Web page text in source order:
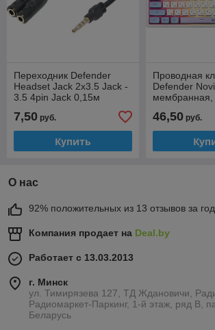
Переходник Defender
Headset Jack 2x3.5 Jack -
3.5 4pin Jack 0,15м
7,50 руб.
Купить
Проводная
Defender
мембранная,
46,50руб.
О нас
92% положительных из 13 отзывов за год
Компания продает на Deal.by
Работает с 13.03.2013
г. Минск
ул. Тимирязева 127, ТД Ждановичи,
Радиомаркет-Паркинг, 1-й этаж, ряд В,
Беларусь